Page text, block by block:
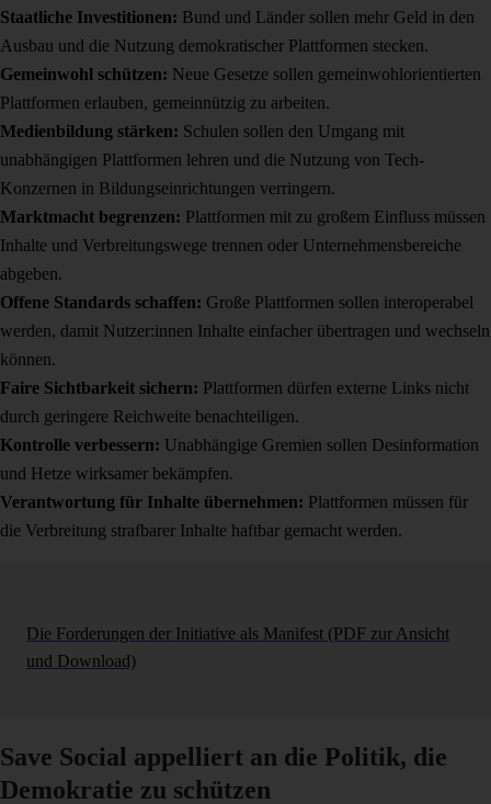
Staatliche Investitionen: Bund und Länder sollen mehr Geld in den
Ausbau und die Nutzung demokratischer Plattformen stecken.
Gemeinwohl schützen: Neue Gesetze sollen gemeinwohlorientierten
Plattformen erlauben, gemeinnützig zu arbeiten.
Medienbildung stärken: Schulen sollen den Umgang mit
unabhängigen Plattformen lehren und die Nutzung von Tech-
Konzernen in Bildungseinrichtungen verringern.
Marktmacht begrenzen: Plattformen mit zu großem Einfluss müssen
Inhalte und Verbreitungswege trennen oder Unternehmensbereiche
abgeben.
Offene Standards schaffen: Große Plattformen sollen interoperabel
werden, damit Nutzer:innen Inhalte einfacher übertragen und wechseln
können.
Faire Sichtbarkeit sichern: Plattformen dürfen externe Links nicht
durch geringere Reichweite benachteiligen.
Kontrolle verbessern: Unabhängige Gremien sollen Desinformation
und Hetze wirksamer bekämpfen.
Verantwortung für Inhalte übernehmen: Plattformen müssen für
die Verbreitung strafbarer Inhalte haftbar gemacht werden.
Die Forderungen der Initiative als Manifest (PDF zur Ansicht
und Download)
Save Social appelliert an die Politik, die
Demokratie zu schützen